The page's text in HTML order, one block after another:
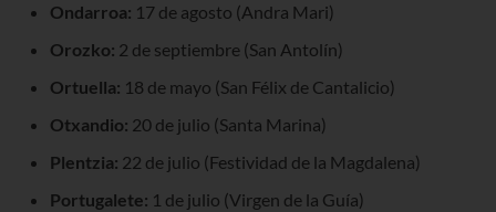
Ondarroa: 17 de agosto (Andra Mari)
Orozko: 2 de septiembre (San Antolín)
Ortuella: 18 de mayo (San Félix de Cantalicio)
Otxandio: 20 de julio (Santa Marina)
Plentzia: 22 de julio (Festividad de la Magdalena)
Portugalete: 1 de julio (Virgen de la Guía)